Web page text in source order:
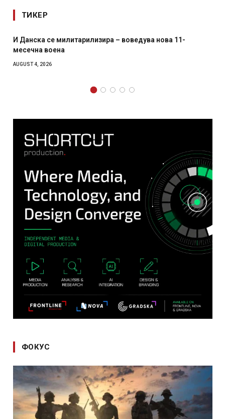
ТИКЕР
И Данска се милитарилизира – воведува нова 11-
месечна воена
AUGUST 4, 2026
ФОКУС